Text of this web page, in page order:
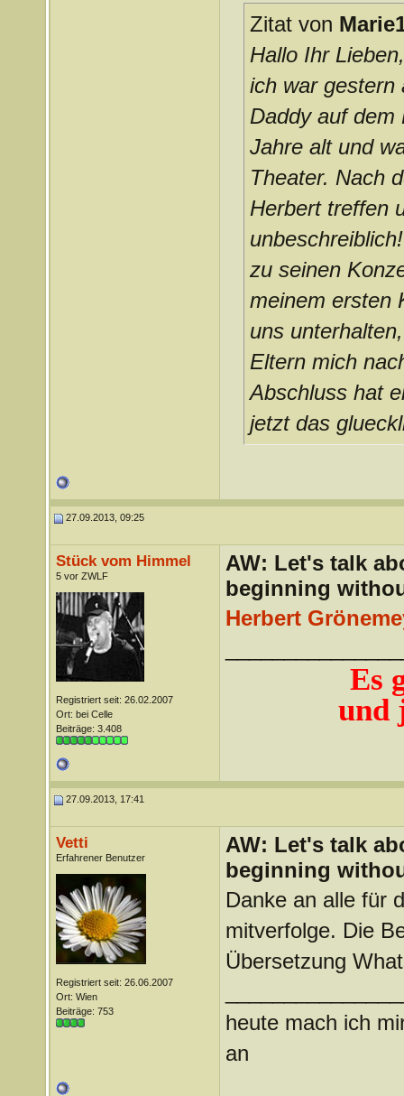
Zitat von
Hallo Ihr Lieben,
ich war gestern
Daddy auf dem
Jahre alt und
Theater. Nach
Herbert treffen
zu seinen
meinem ersten
uns
Eltern mich
Abschluss hat
jetzt das
27.09.2013, 09:25
Stück vom Himmel
5 vor ZWLF
Registriert seit: 26.02.2007
Ort: bei Celle
Beiträge: 3.408
AW: Let's talk
beginning
Herbert
Es
und
27.09.2013, 17:41
Vetti
Erfahrener Benutzer
Registriert seit: 26.06.2007
Ort: Wien
Beiträge: 753
AW: Let's talk
beginning
Danke an alle für
mitverfolge. Die
Übersetzung
heute mach ich
an